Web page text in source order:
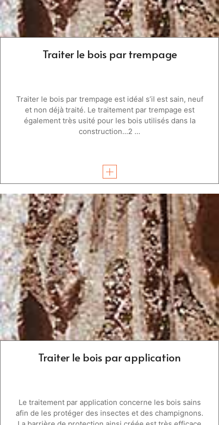
Traiter le bois par trempage
Traiter le bois par trempage est idéal s’il est sain, neuf
et non déjà traité. Le traitement par trempage est
également très usité pour les bois utilisés dans la
construction…2 ...
Traiter le bois par application
Le traitement par application concerne les bois sains
afin de les protéger des insectes et des champignons.